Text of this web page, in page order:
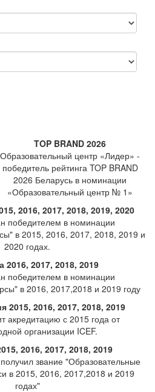
TOP BRAND 2026
Образовательный центр «Лидер» -
победитель рейтинга TOP BRAND
2026 Беларусь в номинации
«Образовательный центр № 1»
2016, 2017, 2018, 2019, 2020
победителем в номинации
в 2015, 2016, 2017, 2018, 2019 и
2020 годах.
2016, 2017, 2018, 2019
победителем в номинации
в 2016, 2017,2018 и 2019 году
2015, 2016, 2017, 2018, 2019
акредитацию с 2015 года от
организации ICEF.
2016, 2017, 2018, 2019
звание "Образовательные
в 2015, 2016, 2017,2018 и 2019
годах"